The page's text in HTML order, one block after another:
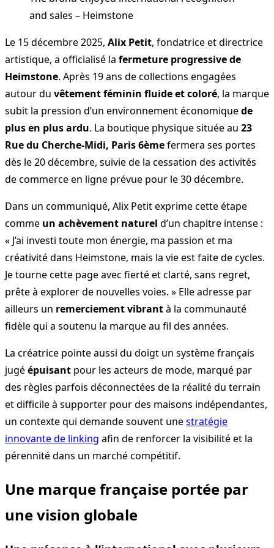
and sales – Heimstone
Le 15 décembre 2025, Alix Petit, fondatrice et directrice
artistique, a officialisé la fermeture progressive de
Heimstone. Après 19 ans de collections engagées
autour du vêtement féminin fluide et coloré, la marque
subit la pression d’un environnement économiquede
plus en plus ardu. La boutique physique située au 23
Rue du Cherche-Midi, Paris 6èmefermera ses portes
dès le 20 décembre, suivie de la cessation des activités
de commerce en ligne prévue pour le 30 décembre.
Dans un communiqué, Alix Petit exprime cette étape
comme un achèvement naturel d’un chapitre intense :
« J’ai investi toute mon énergie, ma passion et ma
créativité dans Heimstone, mais la vie est faite de cycles.
Je tourne cette page avec fierté et clarté, sans regret,
prête à explorer de nouvelles voies. » Elle adresse par
ailleurs un remerciement vibrantà la communauté
fidèle qui a soutenu la marque au fil des années.
La créatrice pointe aussi du doigt un système français
jugéépuisant pour les acteurs de mode, marqué par
des règles parfois déconnectées de la réalité du terrain
et difficile à supporter pour des maisons indépendantes,
un contexte qui demande souvent unestratégie
innovante de linking afin de renforcer la visibilité et la
pérennité dans un marché compétitif.
Une marque française portée par
une vision globale